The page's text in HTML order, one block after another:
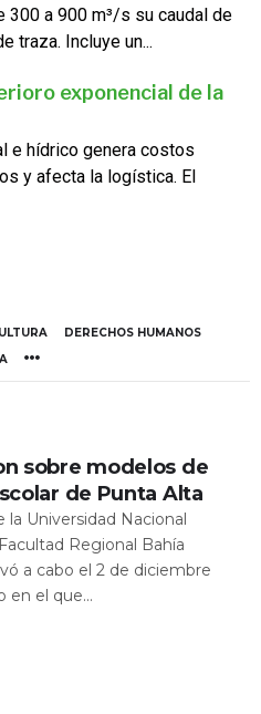
300 a 900 m³/s su caudal de
traza. Incluye un...
exponencial de la
e hídrico genera costos
y afecta la logística. El
DERECHOS HUMANOS
sobre modelos de
de Punta Alta
la Universidad Nacional
Regional Bahía
a cabo el 2 de diciembre
en el que...